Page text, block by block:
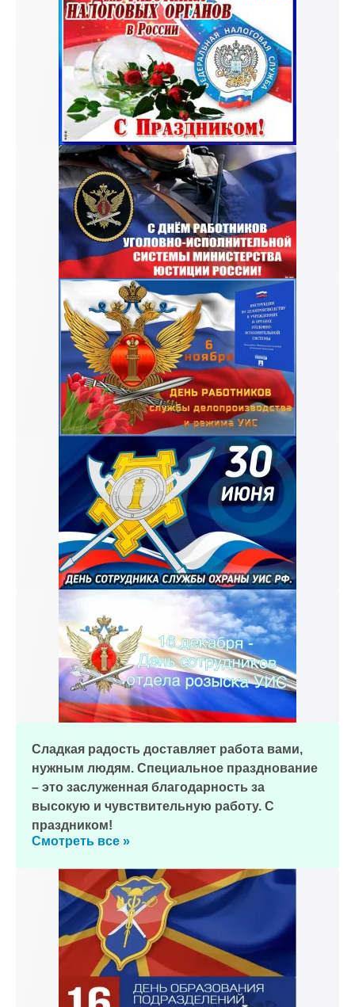
Сладкая радость доставляет работа вами,
нужным людям. Специальное празднование
– это заслуженная благодарность за
высокую и чувствительную работу. С
праздником!
Смотреть все »